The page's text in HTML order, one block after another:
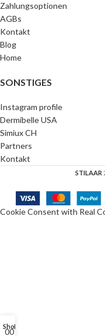
Zahlungsoptionen
AGBs
Kontakt
Blog
Home
SONSTIGES
Instagram profile
Dermibelle USA
Simiux CH
Partners
Kontakt
STILAAR
Shop
00
My account
Cookie Consent with Real